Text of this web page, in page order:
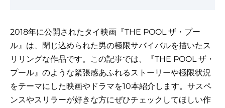
2018年に公開されたタイ映画『THE POOL ザ・プー
ル』は、閉じ込められた男の極限サバイバルを描いたス
リリングな作品です。この記事では、『THE POOL ザ・
プール』のような緊張感あふれるストーリーや極限状況
をテーマにした映画やドラマを10本紹介します。サスペ
ンスやスリラーが好きな方にぜひチェックしてほしい作